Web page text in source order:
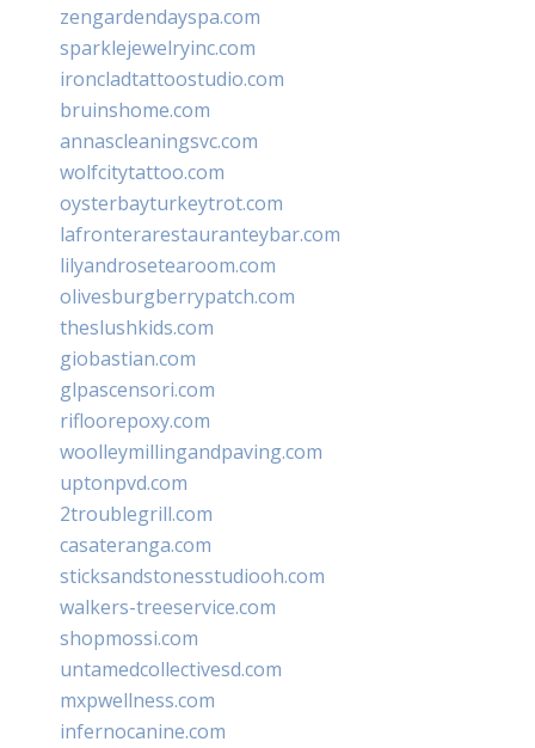
zengardendayspa.com
sparklejewelryinc.com
ironcladtattoostudio.com
bruinshome.com
annascleaningsvc.com
wolfcitytattoo.com
oysterbayturkeytrot.com
lafronterarestauranteybar.com
lilyandrosetearoom.com
olivesburgberrypatch.com
theslushkids.com
giobastian.com
glpascensori.com
rifloorepoxy.com
woolleymillingandpaving.com
uptonpvd.com
2troublegrill.com
casateranga.com
sticksandstonesstudiooh.com
walkers-treeservice.com
shopmossi.com
untamedcollectivesd.com
mxpwellness.com
infernocanine.com